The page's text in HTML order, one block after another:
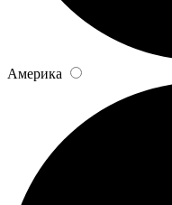
Америка